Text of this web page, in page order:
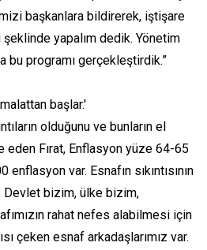
başkanlara bildirerek, iştişare
şeklinde yapalım dedik. Yönetim
bu programı gerçekleştirdik.”
başlar.'
olduğunu ve bunların el
eden Fırat, Enflasyon yüze 64-65
enflasyon var. Esnafın sıkıntısının
Devlet bizim, ülke bizim,
rahat nefes alabilmesi için
çeken esnaf arkadaşlarımız var.